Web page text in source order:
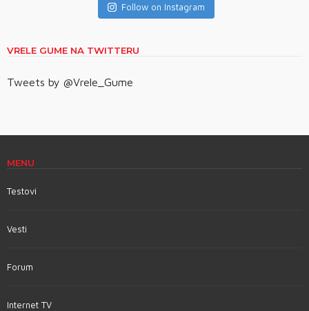
Follow on Instagram
VRELE GUME NA TWITTERU
Tweets by @Vrele_Gume
MENU
Testovi
Vesti
Forum
Internet TV